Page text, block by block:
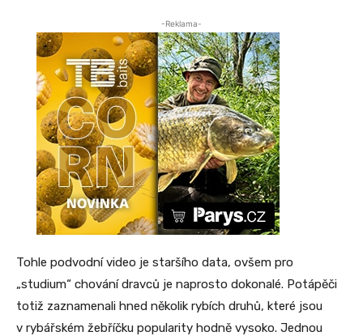
-Reklama-
Tohle podvodní video je staršího data, ovšem pro
„studium“ chování dravců je naprosto dokonalé. Potápěči
totiž zaznamenali hned několik rybích druhů, které jsou
v rybářském žebříčku popularity hodně vysoko. Jednou